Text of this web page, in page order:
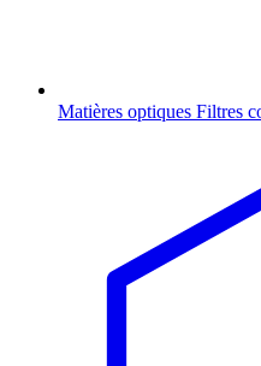
Matières optiques Filtres